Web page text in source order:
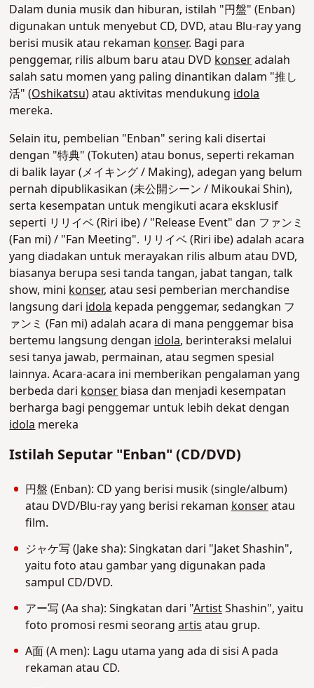
Dalam dunia musik dan hiburan, istilah "円盤" (Enban)
digunakan untuk menyebut CD, DVD, atau Blu-ray yang
berisi musik atau rekamankonser. Bagi para
penggemar, rilis album baru atau DVDkonseradalah
salah satu momen yang paling dinantikan dalam "推し
活" (Oshikatsu) atau aktivitas mendukungidola
mereka.
Selain itu, pembelian "Enban" sering kali disertai
dengan "特典" (Tokuten) atau bonus, seperti rekaman
di balik layar (メイキング / Making), adegan yang belum
pernah dipublikasikan (未公開シーン / Mikoukai Shin),
serta kesempatan untuk mengikuti acara eksklusif
seperti リリイベ (Riri ibe) / "Release Event" dan ファンミ
(Fan mi) / "Fan Meeting". リリイベ (Riri ibe) adalah acara
yang diadakan untuk merayakan rilis album atau DVD,
biasanya berupa sesi tanda tangan, jabat tangan, talk
show, minikonser, atau sesi pemberian merchandise
langsung dariidolakepada penggemar, sedangkan フ
ァンミ (Fan mi) adalah acara di mana penggemar bisa
bertemu langsung denganidola, berinteraksi melalui
sesi tanya jawab, permainan, atau segmen spesial
lainnya.Acara-acara ini memberikan pengalaman yang
berbeda darikonserbiasa dan menjadi kesempatan
berharga bagi penggemar untuk lebih dekat dengan
idolamereka
Istilah Seputar "Enban" (CD/DVD)
円盤 (Enban): CD yang berisi musik (single/album)
atau DVD/Blu-ray yang berisi rekamankonseratau
film.
ジャケ写 (Jake sha): Singkatan dari "Jaket Shashin",
yaitu foto atau gambar yang digunakan pada
sampul CD/DVD.
アー写 (Aa sha): Singkatan dari "ArtistShashin", yaitu
foto promosi resmi seorang artis atau grup.
A面 (A men): Lagu utama yang ada di sisi A pada
rekaman atau CD.